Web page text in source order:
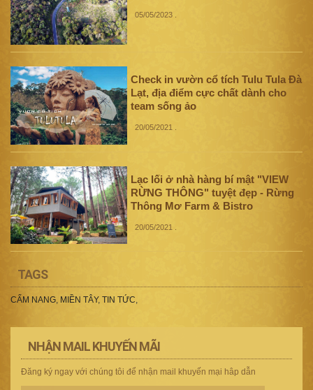
05/05/2023
Check in vườn cổ tích Tulu Tula Đà
Lạt, địa điểm cực chất dành cho
team sống ảo
20/05/2021
Lạc lối ở nhà hàng bí mật "VIEW
RỪNG THÔNG" tuyệt đẹp - Rừng
Thông Mơ Farm & Bistro
20/05/2021
TAGS
CẨM NANG, MIỀN TÂY, TIN TỨC,
NHẬN MAIL KHUYẾN MÃI
Đăng ký ngay với chúng tôi để nhận mail khuyến mại hâp dẫn